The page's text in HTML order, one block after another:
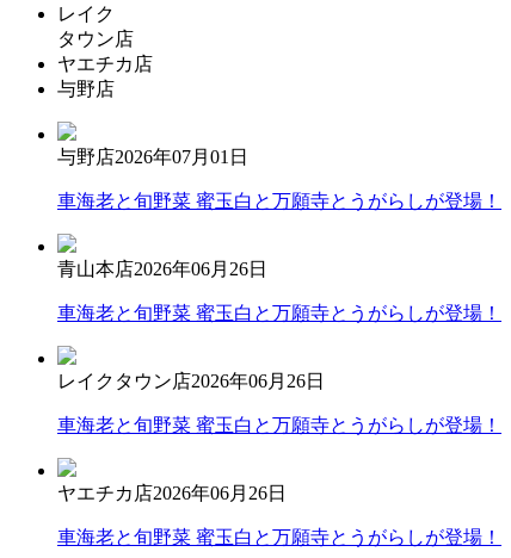
レイク
タウン店
ヤエチカ店
与野店
与野店2026年07月01日
車海老と旬野菜 蜜玉白と万願寺とうがらしが登場！
青山本店2026年06月26日
車海老と旬野菜 蜜玉白と万願寺とうがらしが登場！
レイクタウン店2026年06月26日
車海老と旬野菜 蜜玉白と万願寺とうがらしが登場！
ヤエチカ店2026年06月26日
車海老と旬野菜 蜜玉白と万願寺とうがらしが登場！